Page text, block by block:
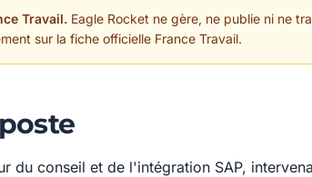
Travail. Eagle Rocket ne gère, ne publie ni ne
sur la fiche officielle France Travail.
du conseil et de l'intégration SAP,